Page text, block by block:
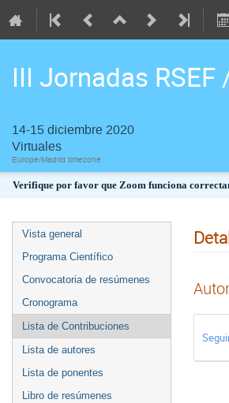
III Jornadas
14-15 diciembre 2020
Virtuales
Europe/Madrid timezone
Verifique por favor que Zoom funciona
Vista general
Programa Científico
Convocatoria de resúmenes
Cronograma
Lista de Contribuciones
Lista de autores
Lista de ponentes
Libro de resúmenes